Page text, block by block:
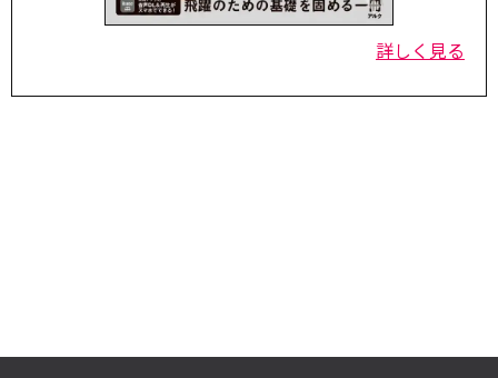
詳しく見る